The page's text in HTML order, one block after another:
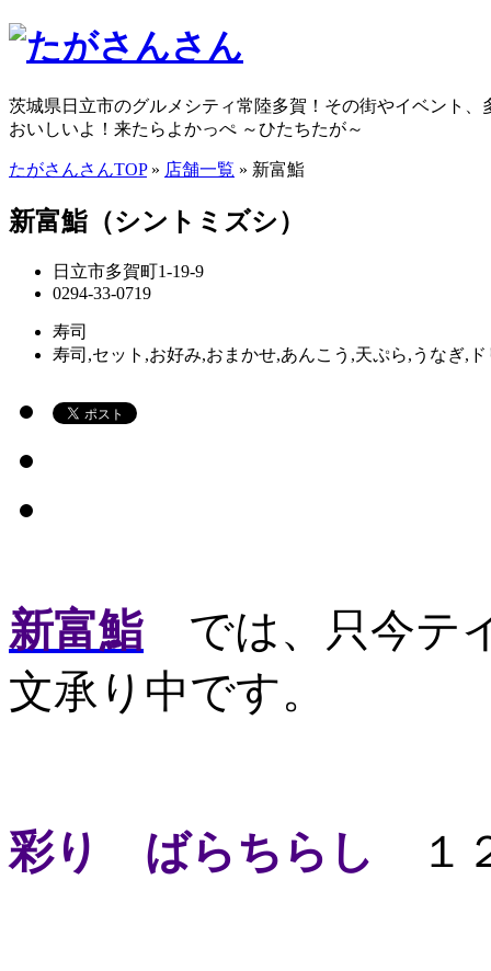
茨城県日立市のグルメシティ常陸多賀！その街やイベント
おいしいよ！来たらよかっぺ ～ひたちたが～
たがさんさんTOP» 店舗一覧 » 新富鮨
新富鮨（シントミズシ）
日立市多賀町1-19-9
0294-33-0719
寿司
寿司,セット,お好み,おまかせ,あんこう,天ぷら,うなぎ,
新富鮨 では、只今テ
文承り中です。
彩り ばらちらし １